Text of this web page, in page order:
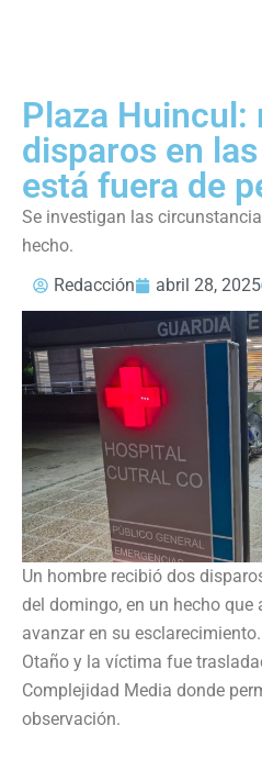
Plaza Huincul:
disparos en
está fuera de
Se investigan las
hecho.
Redacción
abril 28, 2025
Un hombre recibió dos
del domingo, en un hecho que
avanzar en su
Otaño y la víctima fue
Complejidad Media donde
observación.